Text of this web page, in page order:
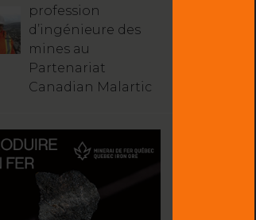
profession
d’ingénieure des
mines au
Partenariat
Canadian Malartic